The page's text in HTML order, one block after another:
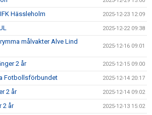
Hässleholm 2025-12-23 12:09
2025-12-22 09:38
målvakter Alve Lind
2025-12-16 09:01
2 år 2025-12-15 09:00
Fotbollsförbundet 2025-12-14 20:17
2 år 2025-12-14 09:02
2 år 2025-12-13 15:02